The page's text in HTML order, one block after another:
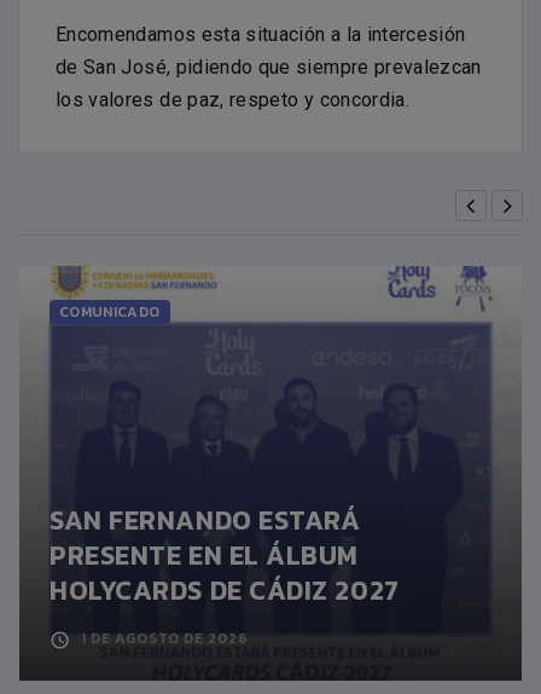
Encomendamos esta situación a la intercesión
de San José, pidiendo que siempre prevalezcan
los valores de paz, respeto y concordia.
COMUNICADO
SAN FERNANDO ESTARÁ
PRESENTE EN EL ÁLBUM
HOLYCARDS DE CÁDIZ 2027
1 DE AGOSTO DE 2026